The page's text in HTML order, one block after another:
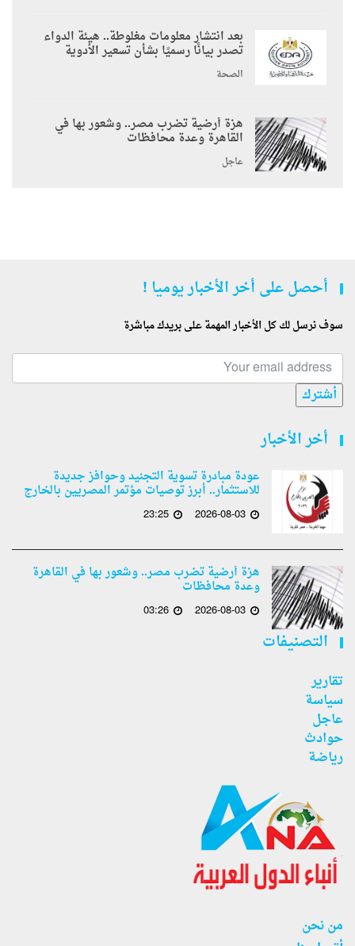
بعد انتشار معلومات مغلوطة.. هيئة الدواء
تصدر بيانًا رسميًا بشأن تسعير الأدوية
الصحة
هزة أرضية تضرب مصر.. وشعور بها في
القاهرة وعدة محافظات
عاجل
أحصل على أخر الأخبار يوميا !
سوف نرسل لك كل الأخبار المهمة على بريدك مباشرة
أشترك
أخر الأخبار
عودة مبادرة تسوية التجنيد وحوافز جديدة
للاستثمار.. أبرز توصيات مؤتمر المصريين بالخارج
2026-08-03
23:25
هزة أرضية تضرب مصر.. وشعور بها في القاهرة
وعدة محافظات
2026-08-03
03:26
التصنيفات
تقارير
سياسة
عاجل
حوادث
رياضة
من نحن